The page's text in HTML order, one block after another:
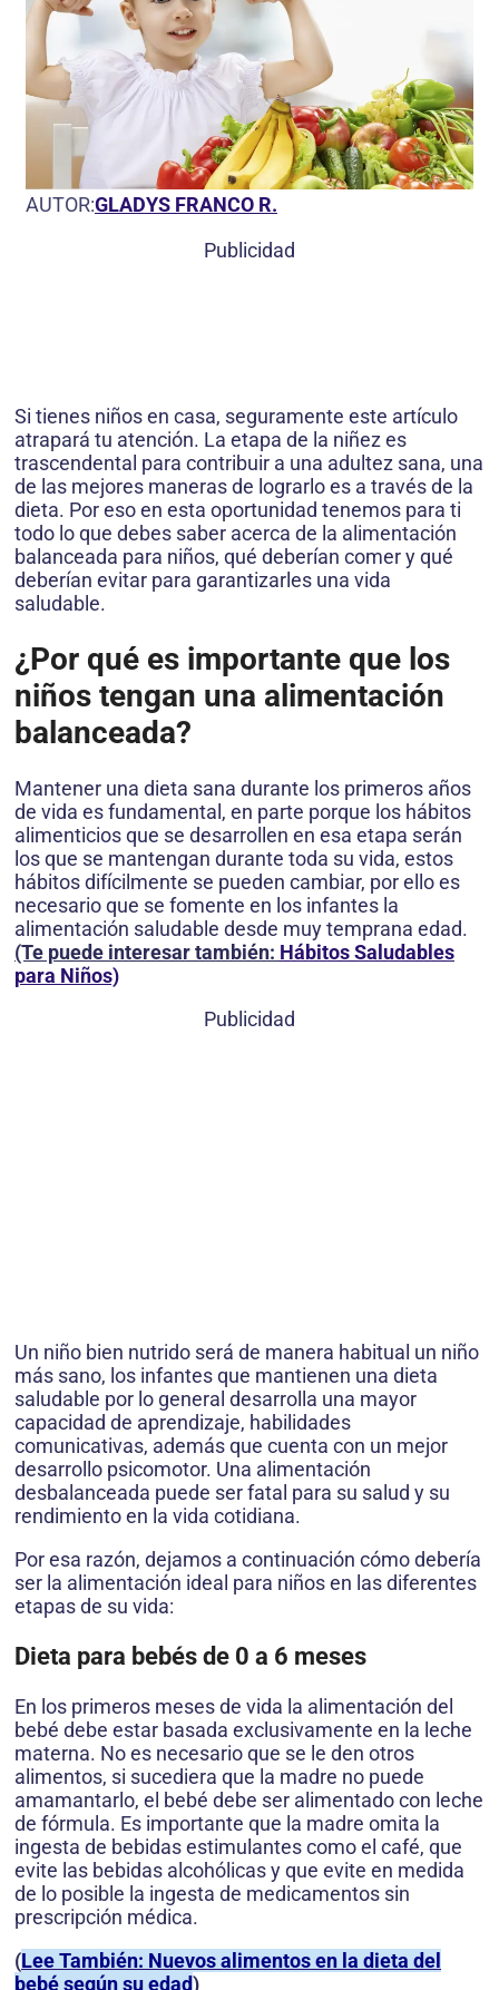
AUTOR:GLADYS FRANCO R.
Publicidad
Si tienes niños en casa, seguramente este artículo
atrapará tu atención. La etapa de la niñez es
trascendental para contribuir a una adultez sana, una
de las mejores maneras de lograrlo es a través de la
dieta. Por eso en esta oportunidad tenemos para ti
todo lo que debes saber acerca de la alimentación
balanceada para niños, qué deberían comer y qué
deberían evitar para garantizarles una vida
saludable.
¿Por qué es importante que los
niños tengan una alimentación
balanceada?
Mantener una dieta sana durante los primeros años
de vida es fundamental, en parte porque los hábitos
alimenticios que se desarrollen en esa etapa serán
los que se mantengan durante toda su vida, estos
hábitos difícilmente se pueden cambiar, por ello es
necesario que se fomente en los infantes la
alimentación saludable desde muy temprana edad.
(Te puede interesar también: Hábitos Saludables
para Niños)
Publicidad
Un niño bien nutrido será de manera habitual un niño
más sano, los infantes que mantienen una dieta
saludable por lo general desarrolla una mayor
capacidad de aprendizaje, habilidades
comunicativas, además que cuenta con un mejor
desarrollo psicomotor. Una alimentación
desbalanceada puede ser fatal para su salud y su
rendimiento en la vida cotidiana.
Por esa razón, dejamos a continuación cómo debería
ser la alimentación ideal para niños en las diferentes
etapas de su vida:
Dieta para bebés de 0 a 6 meses
En los primeros meses de vida la alimentación del
bebé debe estar basada exclusivamente en la leche
materna. No es necesario que se le den otros
alimentos, si sucediera que la madre no puede
amamantarlo, el bebé debe ser alimentado con leche
de fórmula. Es importante que la madre omita la
ingesta de bebidas estimulantes como el café, que
evite las bebidas alcohólicas y que evite en medida
de lo posible la ingesta de medicamentos sin
prescripción médica.
(Lee También: Nuevos alimentos en la dieta del
bebé según su edad)